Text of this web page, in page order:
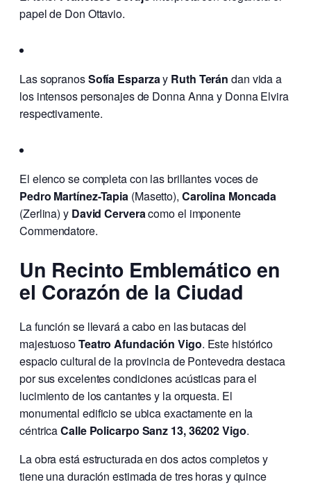
papel de Don Ottavio.
Las sopranosSofía Esparzay Ruth Terán dan vida a
los intensos personajes de Donna Anna y Donna Elvira
respectivamente.
El elenco se completa con las brillantes voces de
Pedro Martínez-Tapia (Masetto), Carolina Moncada
(Zerlina) y David Cerveracomo el imponente
Commendatore.
Un Recinto Emblemático en
el Corazón de la Ciudad
La función se llevará a cabo en las butacas del
majestuosoTeatro Afundación Vigo. Este histórico
espacio cultural de la provincia de Pontevedra destaca
por sus excelentes condiciones acústicas para el
lucimiento de los cantantes y la orquesta. El
monumental edificio se ubica exactamente en la
céntricaCalle Policarpo Sanz 13, 36202 Vigo.
La obra está estructurada en dos actos completos y
tiene una duración estimada de tres horas y quince